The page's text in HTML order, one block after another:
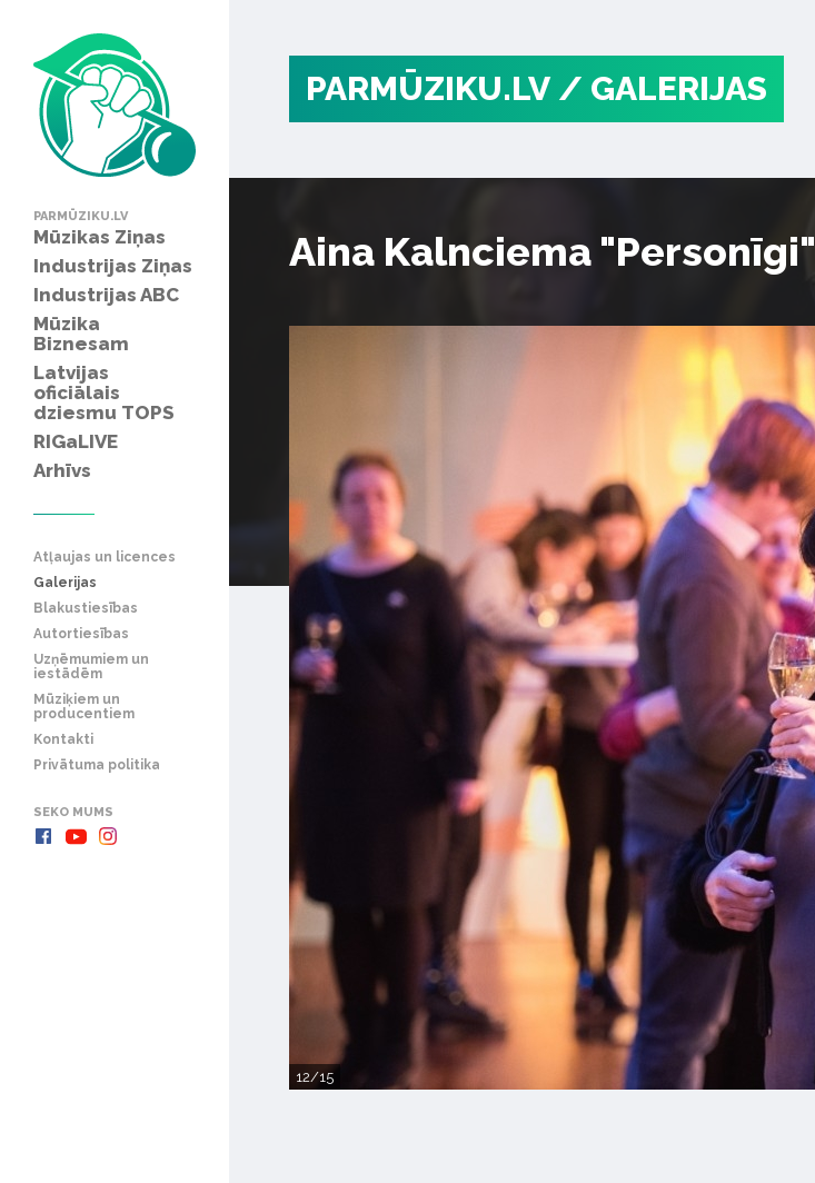
PARMŪZIKU.LV
Mūzikas Ziņas
Industrijas Ziņas
Industrijas ABC
Mūzika
Biznesam
Latvijas
oficiālais
dziesmu TOPS
RIGaLIVE
Arhīvs
Atļaujas un licences
Galerijas
Blakustiesības
Autortiesības
Uzņēmumiem un
iestādēm
Mūziķiem un
producentiem
Kontakti
Privātuma politika
SEKO MUMS
PARMŪZIKU.LV / GALERIJAS
Aina Kalnciema "Personīgi"
12/15